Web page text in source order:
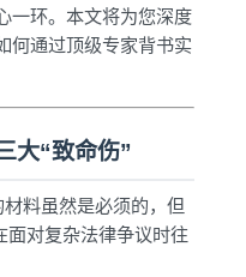
一环。本文将为您深度
何通过顶级专家背书实
大“致命伤”
料虽然是必须的，但
面对复杂法律争议时往